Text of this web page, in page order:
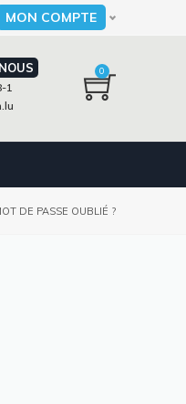
your language
MON COMPTE
1
0
DE PASSE OUBLIÉ ?